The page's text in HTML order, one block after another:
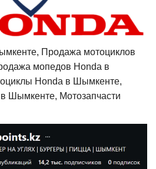
Продажа мотоциклов
мопедов Honda в
Honda в Шымкенте,
Шымкенте, Мотозапчасти